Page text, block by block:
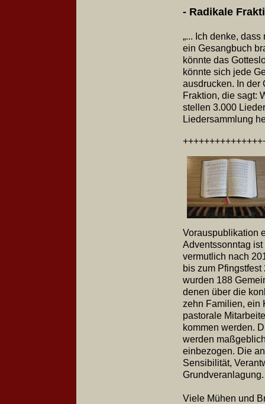
- Radikale
„... Ich denke,
ein Gesangbuch
könnte das
könnte sich jede
ausdrucken. In der
Fraktion, die sagt:
stellen 3.000
Liedersammlung
Vorauspublikation
Adventssonntag
vermutlich nach
bis zum
wurden 188
denen über die
zehn Familien, ein
pastorale
kommen werden.
werden
einbezogen. Die
Sensibilität,
Grundveranlagung.
Viele Mühen und